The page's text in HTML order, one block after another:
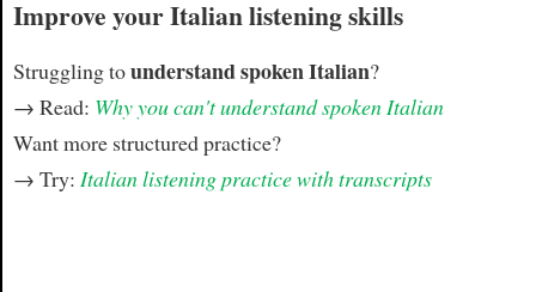
Improve your Italian listening skills
Struggling tounderstand spoken Italian?
→ Read: Why you can't understand spoken Italian
Want more structured practice?
→ Try: Italian listening practice with transcripts